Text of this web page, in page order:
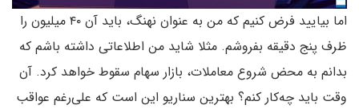
اما بیایید فرض کنیم که من به عنوان نهنگ، باید آن ۴۰ میلیون را
ظرف پنج دقیقه بفروشم. مثلا شاید من اطلاعاتی داشته باشم که
بدانم به محض شروع معاملات، بازار سهام سقوط خواهد کرد. آن
وقت باید چه‌کار کنم؟ بهترین سناریو این است که علی‌رغم عواقب